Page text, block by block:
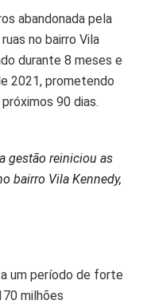
abandonada pela
no bairro Vila
durante 8 meses e
2021, prometendo
90 dias.
gestão reiniciou as
bairro Vila Kennedy,
um período de forte
milhões